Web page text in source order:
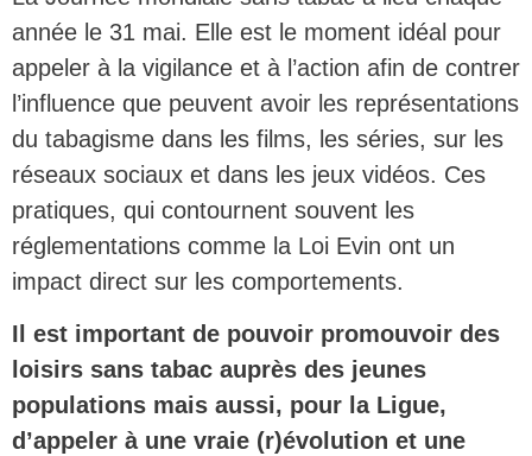
année le 31 mai. Elle est le moment idéal pour
appeler à la vigilance et à l’action afin de contrer
l’influence que peuvent avoir les représentations
du tabagisme dans les films, les séries, sur les
réseaux sociaux et dans les jeux vidéos. Ces
pratiques, qui contournent souvent les
réglementations comme la Loi Evin ont un
impact direct sur les comportements.
Il est important de pouvoir promouvoir des
loisirs sans tabac auprès des jeunes
populations mais aussi, pour la Ligue,
d’appeler à une vraie (r)évolution et une